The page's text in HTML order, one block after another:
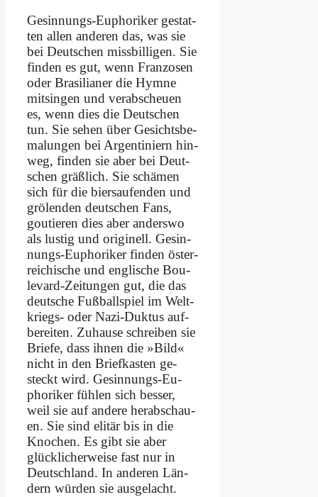
Ge­sin­nungs-Eu­pho­ri­ker ge­stat­
ten al­len an­de­ren das, was sie
bei Deut­schen miss­bil­li­gen. Sie
fin­den es gut, wenn Fran­zo­sen
oder Bra­si­lia­ner die Hym­ne
mit­sin­gen und verab­scheuen
es, wenn dies die Deut­schen
tun. Sie se­hen über Ge­sichts­be­
ma­lun­gen bei Ar­gen­ti­ni­ern hin­
weg, fin­den sie aber bei Deut­
schen gräß­lich. Sie schä­men
sich für die bier­sau­fen­den und
grö­len­den deut­schen Fans,
gou­tie­ren dies aber an­ders­wo
als lu­stig und ori­gi­nell. Ge­sin­
nungs-Eu­pho­ri­ker fin­den öster­
rei­chi­sche und eng­li­sche Bou­
le­vard-Zei­tun­gen gut, die das
deut­sche Fuß­ball­spiel im Welt­
kriegs- oder Na­zi-Duk­tus auf­
be­rei­ten. Zu­hau­se schrei­ben sie
Brie­fe, dass ih­nen die »Bild«
nicht in den Brief­ka­sten ge­
steckt wird. Ge­sin­nungs-Eu­
pho­ri­ker füh­len sich bes­ser,
weil sie auf an­de­re her­ab­schau­
en. Sie sind eli­tär bis in die
Kno­chen. Es gibt sie aber
glück­li­cher­wei­se fast nur in
Deutsch­land. In an­de­ren Län­
dern wür­den sie aus­ge­lacht.